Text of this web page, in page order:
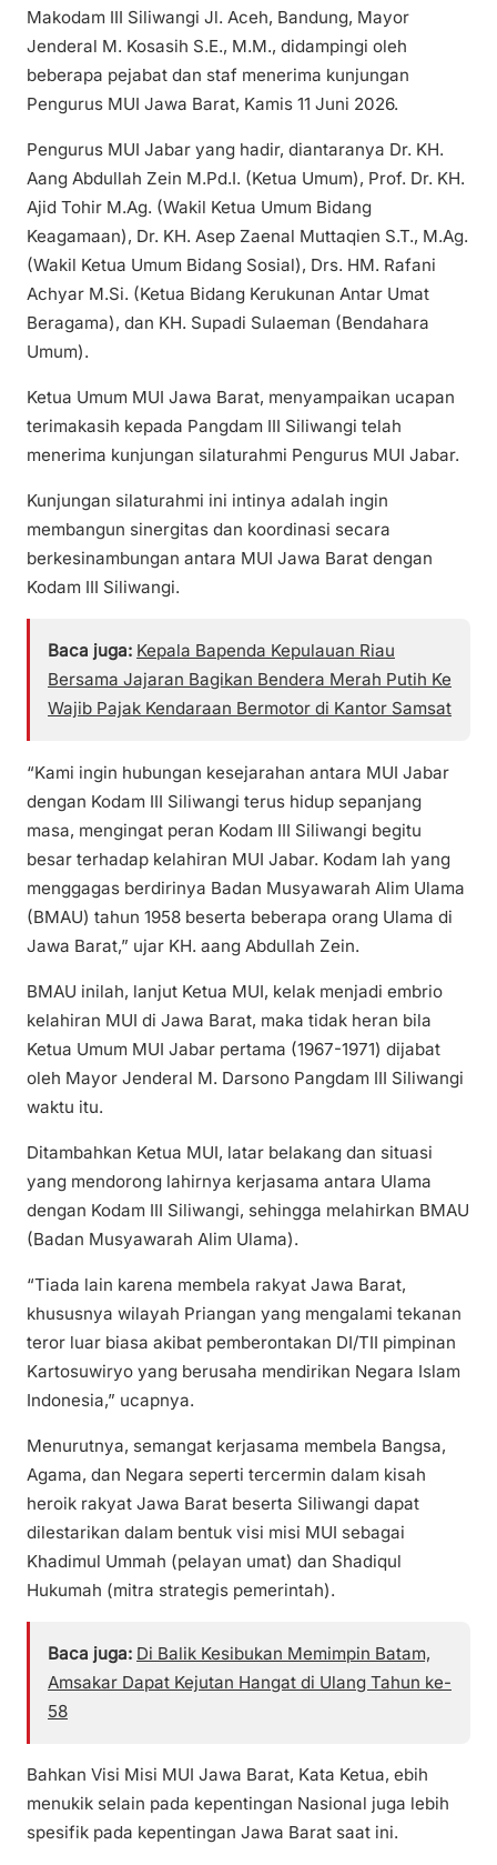
Makodam III Siliwangi Jl. Aceh, Bandung, Mayor
Jenderal M. Kosasih S.E., M.M., didampingi oleh
beberapa pejabat dan staf menerima kunjungan
Pengurus MUI Jawa Barat, Kamis 11 Juni 2026.
Pengurus MUI Jabar yang hadir, diantaranya Dr. KH.
Aang Abdullah Zein M.Pd.I. (Ketua Umum), Prof. Dr. KH.
Ajid Tohir M.Ag. (Wakil Ketua Umum Bidang
Keagamaan), Dr. KH. Asep Zaenal Muttaqien S.T., M.Ag.
(Wakil Ketua Umum Bidang Sosial), Drs. HM. Rafani
Achyar M.Si. (Ketua Bidang Kerukunan Antar Umat
Beragama), dan KH. Supadi Sulaeman (Bendahara
Umum).
Ketua Umum MUI Jawa Barat, menyampaikan ucapan
terimakasih kepada Pangdam III Siliwangi telah
menerima kunjungan silaturahmi Pengurus MUI Jabar.
Kunjungan silaturahmi ini intinya adalah ingin
membangun sinergitas dan koordinasi secara
berkesinambungan antara MUI Jawa Barat dengan
Kodam III Siliwangi.
Baca juga: Kepala Bapenda Kepulauan Riau
Bersama Jajaran Bagikan Bendera Merah Putih Ke
Wajib Pajak Kendaraan Bermotor di Kantor Samsat
“Kami ingin hubungan kesejarahan antara MUI Jabar
dengan Kodam III Siliwangi terus hidup sepanjang
masa, mengingat peran Kodam III Siliwangi begitu
besar terhadap kelahiran MUI Jabar. Kodam lah yang
menggagas berdirinya Badan Musyawarah Alim Ulama
(BMAU) tahun 1958 beserta beberapa orang Ulama di
Jawa Barat,” ujar KH. aang Abdullah Zein.
BMAU inilah, lanjut Ketua MUI, kelak menjadi embrio
kelahiran MUI di Jawa Barat, maka tidak heran bila
Ketua Umum MUI Jabar pertama (1967-1971) dijabat
oleh Mayor Jenderal M. Darsono Pangdam III Siliwangi
waktu itu.
Ditambahkan Ketua MUI, latar belakang dan situasi
yang mendorong lahirnya kerjasama antara Ulama
dengan Kodam III Siliwangi, sehingga melahirkan BMAU
(Badan Musyawarah Alim Ulama).
“Tiada lain karena membela rakyat Jawa Barat,
khususnya wilayah Priangan yang mengalami tekanan
teror luar biasa akibat pemberontakan DI/TII pimpinan
Kartosuwiryo yang berusaha mendirikan Negara Islam
Indonesia,” ucapnya.
Menurutnya, semangat kerjasama membela Bangsa,
Agama, dan Negara seperti tercermin dalam kisah
heroik rakyat Jawa Barat beserta Siliwangi dapat
dilestarikan dalam bentuk visi misi MUI sebagai
Khadimul Ummah (pelayan umat) dan Shadiqul
Hukumah (mitra strategis pemerintah).
Baca juga: Di Balik Kesibukan Memimpin Batam,
Amsakar Dapat Kejutan Hangat di Ulang Tahun ke-
58
Bahkan Visi Misi MUI Jawa Barat, Kata Ketua, ebih
menukik selain pada kepentingan Nasional juga lebih
spesifik pada kepentingan Jawa Barat saat ini.